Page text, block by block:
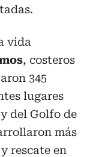
vida
, costeros
345
lugares
del Golfo de
más
rescate en